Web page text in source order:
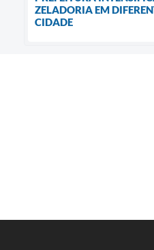
ZELADORIA EM
CIDADE